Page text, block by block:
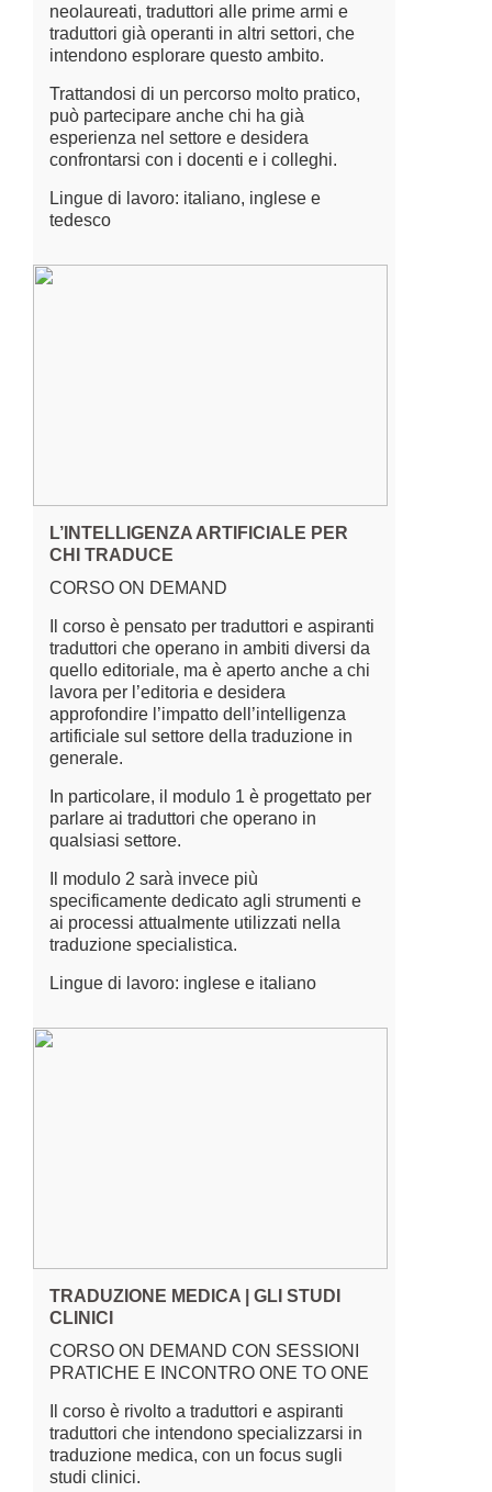
neolaureati, traduttori alle prime armi e
traduttori già operanti in altri settori, che
intendono esplorare questo ambito.
Trattandosi di un percorso molto pratico,
può partecipare anche chi ha già
esperienza nel settore e desidera
confrontarsi con i docenti e i colleghi.
Lingue di lavoro: italiano, inglese e
tedesco
L’INTELLIGENZA ARTIFICIALE PER
CHI TRADUCE
CORSO ON DEMAND
Il corso è pensato per traduttori e aspiranti
traduttori che operano in ambiti diversi da
quello editoriale, ma è aperto anche a chi
lavora per l’editoria e desidera
approfondire l’impatto dell’intelligenza
artificiale sul settore della traduzione in
generale.
In particolare, il modulo 1 è progettato per
parlare ai traduttori che operano in
qualsiasi settore.
Il modulo 2 sarà invece più
specificamente dedicato agli strumenti e
ai processi attualmente utilizzati nella
traduzione specialistica.
Lingue di lavoro: inglese e italiano
TRADUZIONE MEDICA | GLI STUDI
CLINICI
CORSO ON DEMAND CON SESSIONI
PRATICHE E INCONTRO ONE TO ONE
Il corso è rivolto a traduttori e aspiranti
traduttori che intendono specializzarsi in
traduzione medica, con un focus sugli
studi clinici.